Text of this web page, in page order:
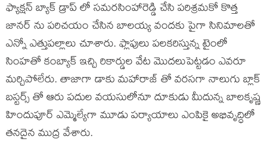
ఫ్యాక్షన్ బ్యాక్ డ్రాప్ లో సమరసింహారెడ్డి చేసి పరిశ్రమకో కొత్త
జానర్ ను పరిచయం చేసిన బాలయ్య వందకు పైగా సినిమాలతో
ఎన్నో ఎత్తుపల్లాలు చూశారు. ఫ్లాపులు పలకరిస్తున్న టైంలో
సింహతో కంబ్యాక్ ఇచ్చి రికార్డుల వేట మొదలుపెట్టడం ఎవరూ
మర్చిపోలేరు. తాజాగా డాకు మహారాజ్ తో వరసగా నాలుగు బ్లాక్
బస్టర్స్ తో ఆరు పదుల వయసులోనూ దూకుడు మీదున్న బాలకృష్ణ
హిందుపూర్ ఎమ్మెల్యేగా మూడు పర్యాయాలు ఎంపికై అభివృద్ధిలో
తనదైన ముద్ర వేశారు.